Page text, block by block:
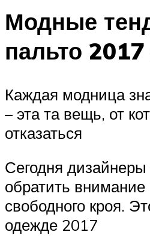
Модные
пальто
Каждая модница
– эта та вещь, от
отказаться
Сегодня
обратить внимание
свободного кроя.
одежде 2017